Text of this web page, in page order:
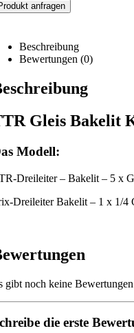
anfragen
Beschreibung
Bewertungen (0)
Gleis Bakelit
Modell:
Dreileiter – Bakelit – 5 x
Dreileiter Bakelit – 1 x 1/4
gibt noch keine
die erste